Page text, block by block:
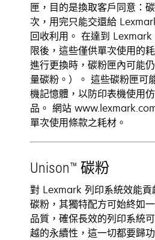
匣，目的是換取客戶同意：
次，用完只能交還給
回收利用。 在達到 Lexmark
限後，這些僅供單次使用的
進行更換時，碳粉匣內可能
量碳粉。）。 這些碳粉匣可
機記憶體，以防印表機使用
品。 網站
單次使用條款之耗材。
Unison™ 碳粉
對 Lexmark 列印系統效能
碳粉，其獨特配方可始終如
品質，確保長效的列印系統
越的永續性，這一切都要歸